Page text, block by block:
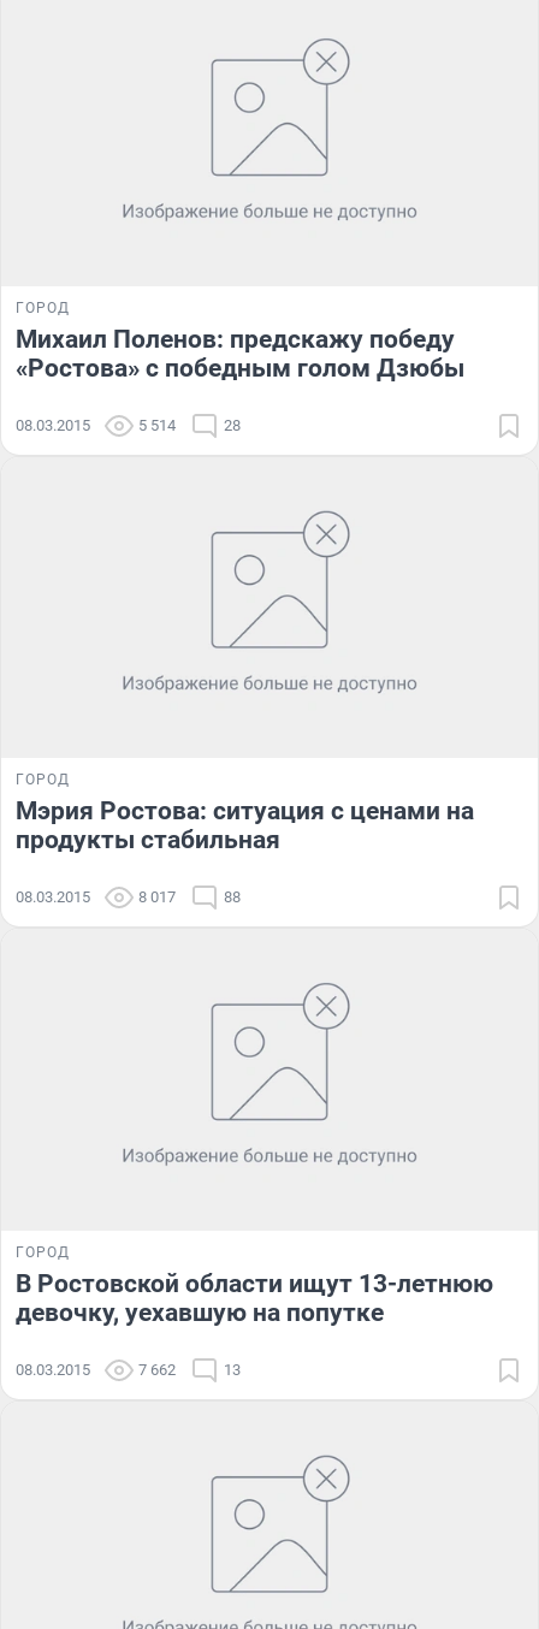
ГОРОД
Михаил Поленов: предскажу победу
«Ростова» с победным голом Дзюбы
08.03.2015 5 514 28
ГОРОД
Мэрия Ростова: ситуация с ценами на
продукты стабильная
08.03.2015 8 017 88
ГОРОД
В Ростовской области ищут 13-летнюю
девочку, уехавшую на попутке
08.03.2015 7 662 13